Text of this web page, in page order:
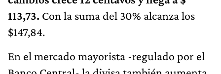
113,73. Con la suma del 30% alcanza los
$147,84.
En el mercado mayorista -regulado por el